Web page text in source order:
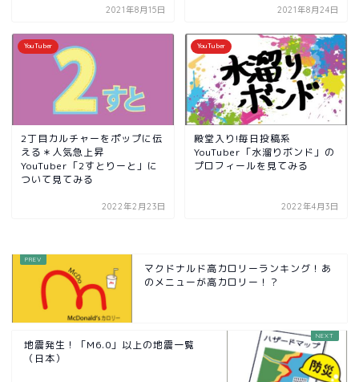
2021年8月15日 2021年8月24日
YouTuber
2丁目カルチャーをポップに伝
える＊人気急上昇
YouTuber「2すとりーと」に
ついて見てみる
2022年2月23日
YouTuber
殿堂入り!毎日投稿系
YouTuber「水溜りボンド」の
プロフィールを見てみる
2022年4月3日
マクドナルド高カロリーランキング！あ
のメニューが高カロリー！？
地震発生！「M6.0」以上の地震一覧
（日本）